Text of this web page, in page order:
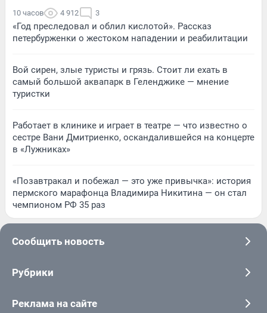
10 часов 4 912 3
«Год преследовал и облил кислотой». Рассказ
петербурженки о жестоком нападении и реабилитации
Вой сирен, злые туристы и грязь. Стоит ли ехать в
самый большой аквапарк в Геленджике — мнение
туристки
Работает в клинике и играет в театре — что известно о
сестре Вани Дмитриенко, оскандалившейся на концерте
в «Лужниках»
«Позавтракал и побежал — это уже привычка»: история
пермского марафонца Владимира Никитина — он стал
чемпионом РФ 35 раз
Сообщить новость
Рубрики
Реклама на сайте